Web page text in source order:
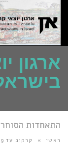
ארגון
התאחדות
ראשי » קרקוב עד 1939